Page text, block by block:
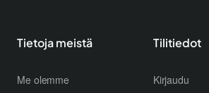
Tietoja meistä
Me olemme
Tilitiedot
Kirjaudu